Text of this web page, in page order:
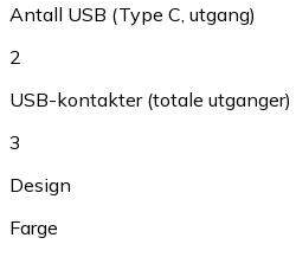
Antall USB (Type C, utgang)
2
USB-kontakter (totale utganger)
3
Design
Farge